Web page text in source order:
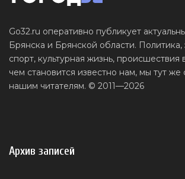
Go32.ru оперативно публикует
Брянска и Брянской области. Политика,
спорт, культурная жизнь, происшествия
чем становится известно нам, мы тут
нашим читателям. © 2011—2026
Архив записей